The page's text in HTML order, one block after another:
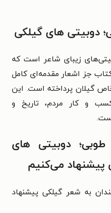
دوبیتی های گیلکی
زیبای شاعر است که
جز اشعار مقدمه‌ای کامل
گیلان پرداخته است. این
و کار مردم، تاریخ و
دوبیتی های
پیشنهاد می‌کنیم
به شعر گیلکی پیشنهاد